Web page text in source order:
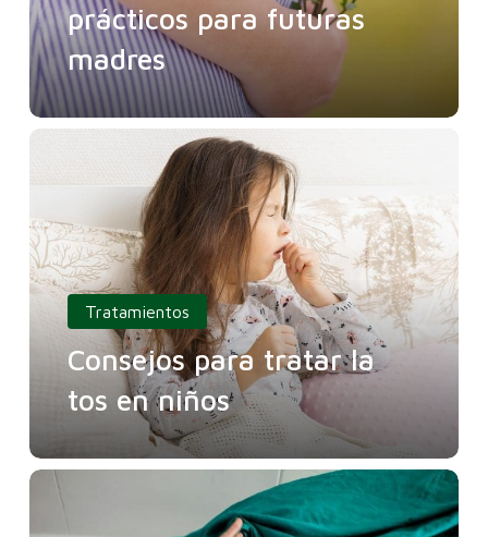
prácticos para futuras
madres
Tratamientos
Consejos para tratar la
tos en niños